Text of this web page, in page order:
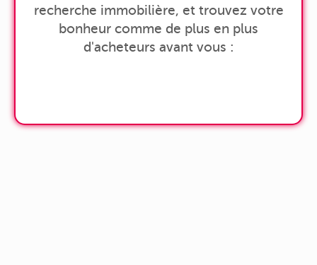
recherche immobilière, et trouvez votre
bonheur comme de plus en plus
d'acheteurs avant vous :